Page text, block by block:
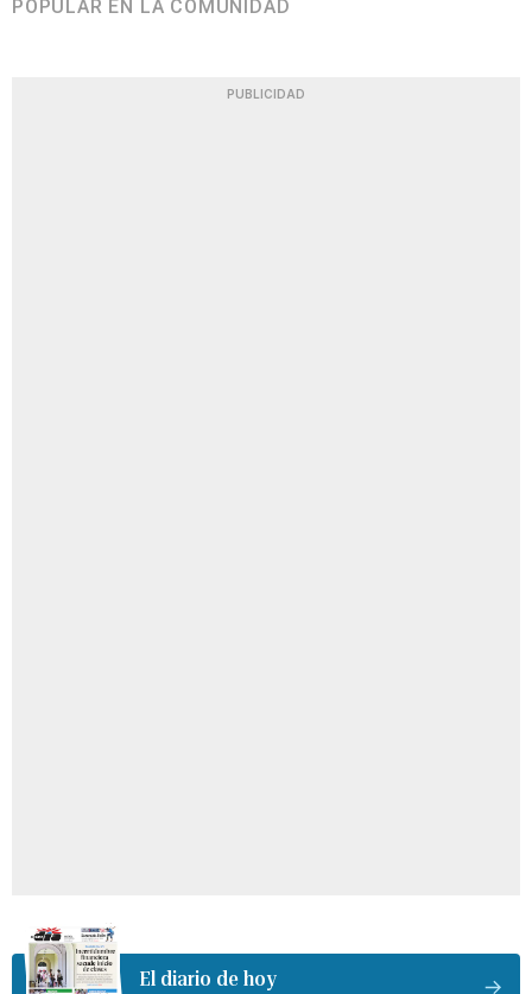
POPULAR EN LA COMUNIDAD
PUBLICIDAD
El diario de hoy